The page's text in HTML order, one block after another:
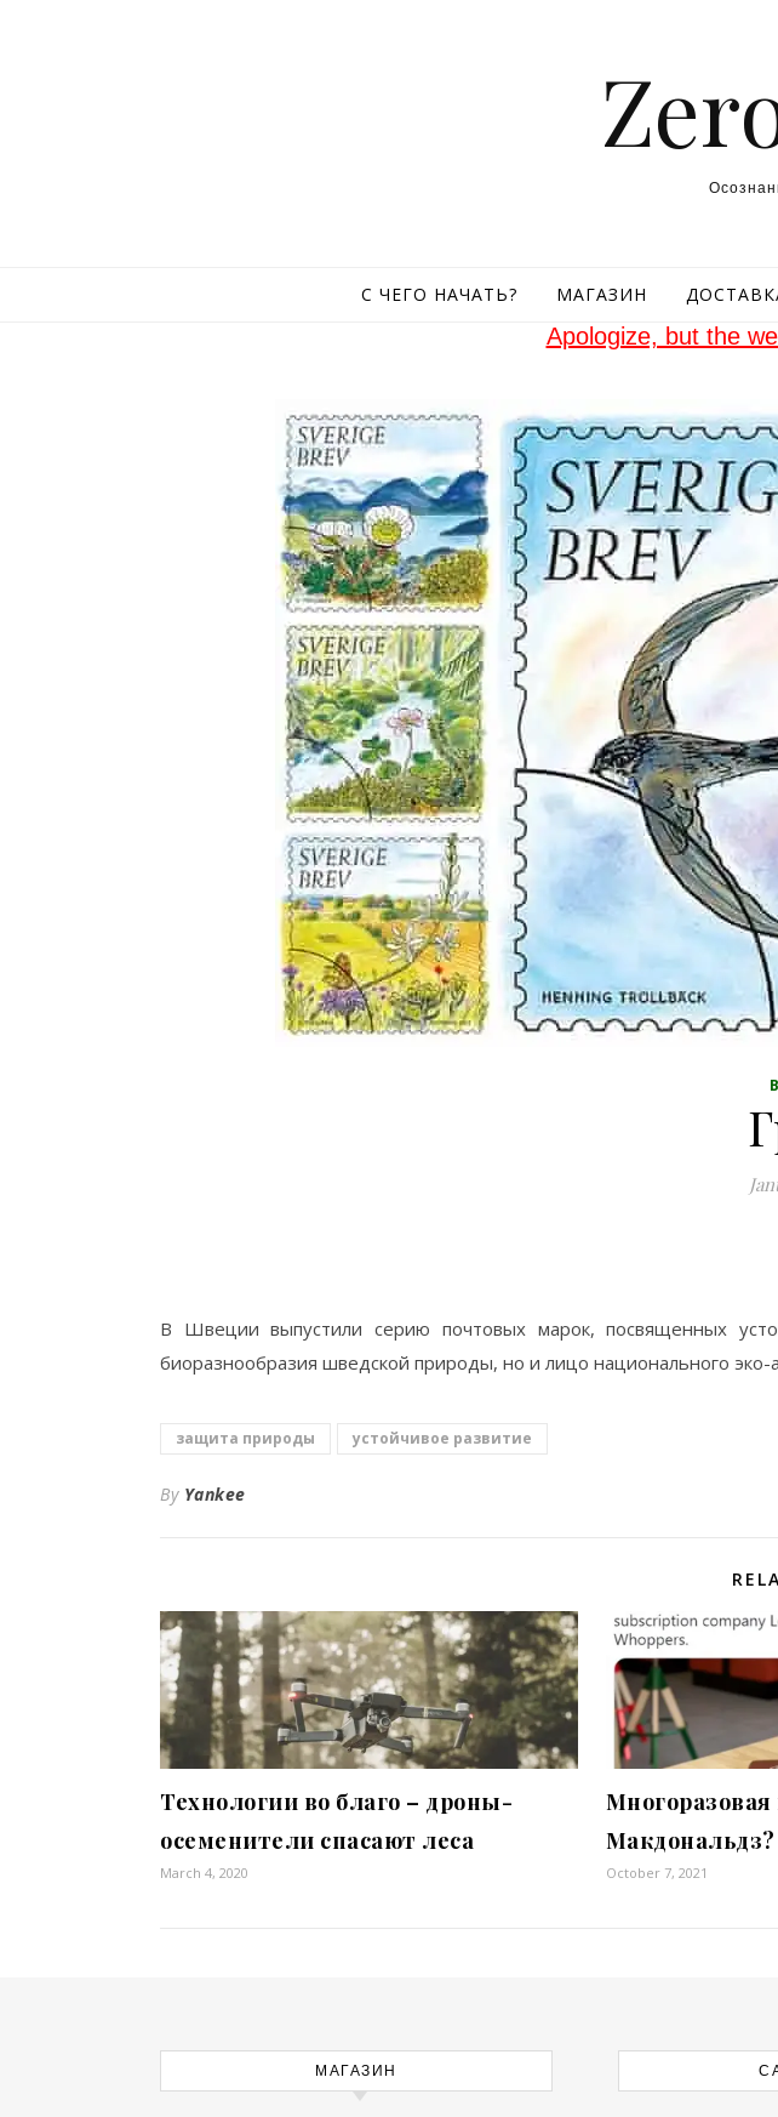
С ЧЕГО НАЧАТЬ? МАГАЗИН
Apologize, but the
В Швеции выпустили серию почтовых марок, посвященных
биоразнообразия шведской природы, но и лицо национального
защита природы устойчивое развитие
By Yankee
Технологии во благо – дроны-
осеменители спасают леса
March 4, 2020
Многоразовая
Макдональдз?
October 7, 2021
МАГАЗИН